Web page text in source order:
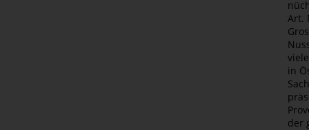
Art.
in
der